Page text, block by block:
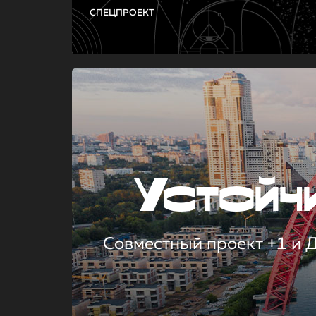
СПЕЦПРОЕКТ
Совместный проект +1 и